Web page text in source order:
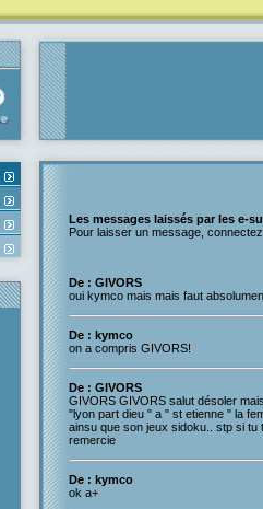
Les messages laissés par les e-
Pour laisser un message, connectez
De : GIVORS
oui kymco mais mais faut
De : kymco
on a compris GIVORS!
De : GIVORS
GIVORS GIVORS salut désoler
"lyon part dieu " a " st etienne " la
ainsu que son jeux sidoku.. stp si tu
remercie
De : kymco
ok a+